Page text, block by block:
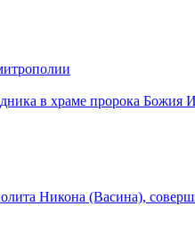
в храме пророка Божия
Никона (Васина),